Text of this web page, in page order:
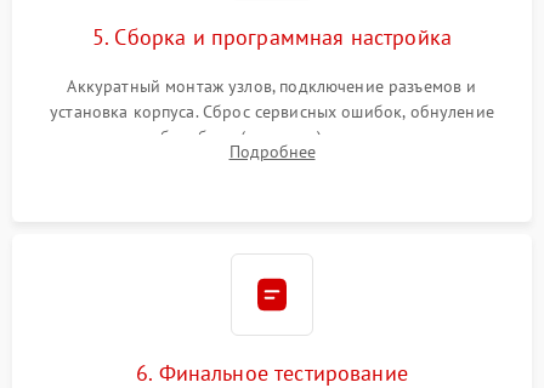
5. Сборка и программная настройка
Аккуратный монтаж узлов, подключение разъемов и
установка корпуса. Сброс сервисных ошибок, обнуление
счетчиков абсорбера (памперса) или узла переноса,
обновление прошивки и программная калибровка аппарата.
Подробнее
6. Финальное тестирование